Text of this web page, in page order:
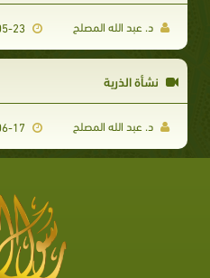
د. عبد الله المصلح
نشأة الذرية
د. عبد الله المصلح